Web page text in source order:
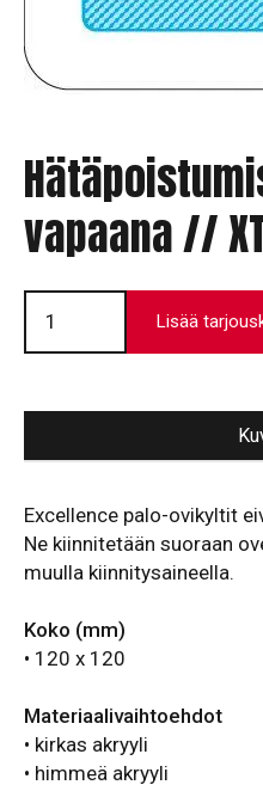
vapaana //
Hätäpoistumistie
pidettävä
vapaana
//
Lisää
Excellence palo-ovikyltit
Ne kiinnitetään suoraan
muulla kiinnitysaineella.
Koko (mm)
• 120 x 120
Materiaalivaihtoehdot
• kirkas akryyli
• himmeä akryyli